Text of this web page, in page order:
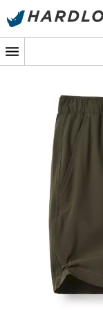
Letnie
W samym środku